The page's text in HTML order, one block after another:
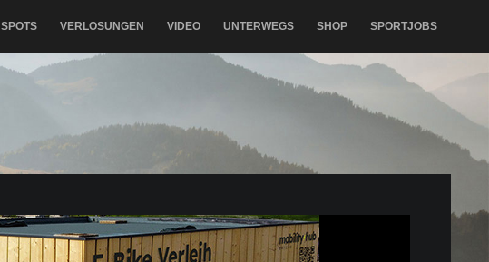
SPOTS VERLOSUNGEN VIDEO UNTERWEGS SHOP SPORTJOBS